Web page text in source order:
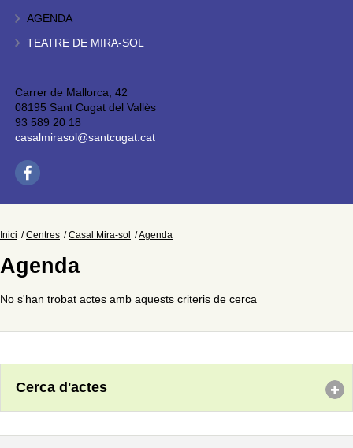
AGENDA
TEATRE DE MIRA-SOL
Carrer de Mallorca, 42
08195 Sant Cugat del Vallès
93 589 20 18
casalmirasol@santcugat.cat
Inici Centres Casal Mira-sol Agenda
Agenda
No s'han trobat actes amb aquests criteris de cerca
Cerca d'actes